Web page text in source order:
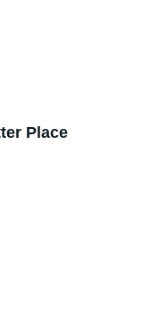
Place